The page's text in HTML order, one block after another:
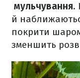
мульчування.
й
покрити
зменшить